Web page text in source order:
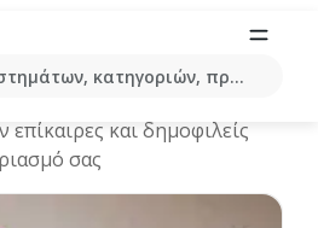
κατηγοριών, προϊόντων...
φυλλάδια και
επίκαιρες και δημοφιλείς
σας